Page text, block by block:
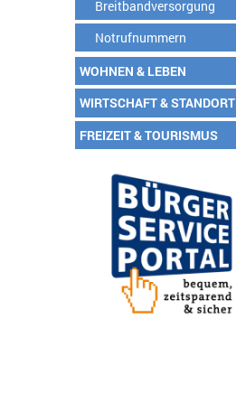
Breitbandversorgung
Notrufnummern
WOHNEN & LEBEN
WIRTSCHAFT & STANDORT
FREIZEIT & TOURISMUS